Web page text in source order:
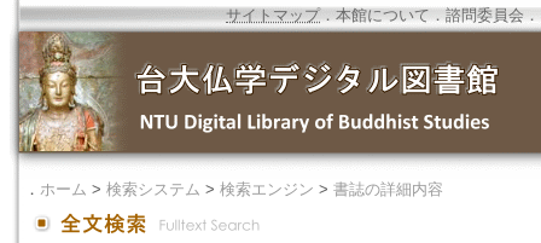
サイトマップ．本館について ． 諮問委員会 ．
． ホーム > 検索システム > 検索エンジン > 書誌の詳細内容